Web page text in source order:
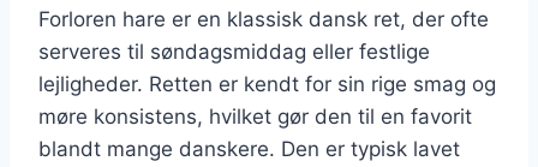
Forloren hare er en klassisk dansk ret, der ofte
serveres til søndagsmiddag eller festlige
lejligheder. Retten er kendt for sin rige smag og
møre konsistens, hvilket gør den til en favorit
blandt mange danskere. Den er typisk lavet